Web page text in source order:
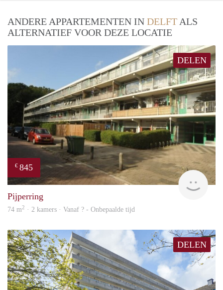
ANDERE APPARTEMENTEN IN DELFT ALS
ALTERNATIEF VOOR DEZE LOCATIE
DELEN
€ 845
rent
Pijperring
74 m2 · 2 kamers · Vanaf ? - Onbepaalde tijd
DELEN